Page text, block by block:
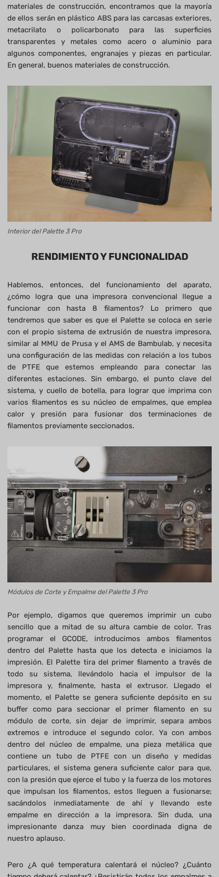
materiales de construcción, encontramos que la mayoría
de ellos serán en plástico ABS para las carcasas exteriores,
metacrilato o policarbonato para las superficies
transparentes y metales como acero o aluminio para
algunos componentes, engranajes y piezas en particular.
En general, buenos materiales de construcción.
Interior del Palette 3 Pro
RENDIMIENTO YFUNCIONALIDAD
Hablemos, entonces, del funcionamiento del aparato,
¿cómo logra que una impresora convencional llegue a
funcionar con hasta 8 filamentos? Lo primero que
tendremos que saber es que el Palette se coloca en serie
con el propio sistema de extrusión de nuestra impresora,
similar al MMU de Prusa y el AMS de Bambulab, y necesita
una configuración de las medidas con relación a los tubos
de PTFE que estemos empleando para conectar las
diferentes estaciones. Sin embargo, el punto clave del
sistema, y cuello de botella, para lograr que imprima con
varios filamentos es su núcleo de empalmes, que emplea
calor y presión para fusionar dos terminaciones de
filamentos previamente seccionados.
Módulos de Corte y Empalme del Palette 3 Pro
Por ejemplo, digamos que queremos imprimir un cubo
sencillo que a mitad de su altura cambie de color. Tras
programar el GCODE, introducimos ambos filamentos
dentro del Palette hasta que los detecta e iniciamos la
impresión. El Palette tira del primer filamento a través de
todo su sistema, llevándolo hacia el impulsor de la
impresora y, finalmente, hasta el extrusor. Llegado el
momento, el Palette se genera suficiente depósito en su
buffer como para seccionar el primer filamento en su
módulo de corte, sin dejar de imprimir, separa ambos
extremos e introduce el segundo color. Ya con ambos
dentro del núcleo de empalme, una pieza metálica que
contiene un tubo de PTFE con un diseño y medidas
particulares, el sistema genera suficiente calor para que,
con la presión que ejerce el tubo y la fuerza de los motores
que impulsan los filamentos, estos lleguen a fusionarse;
sacándolos inmediatamente de ahí y llevando este
empalme en dirección a la impresora. Sin duda, una
impresionante danza muy bien coordinada digna de
nuestro aplauso.
Pero ¿A qué temperatura calentará el núcleo? ¿Cuánto